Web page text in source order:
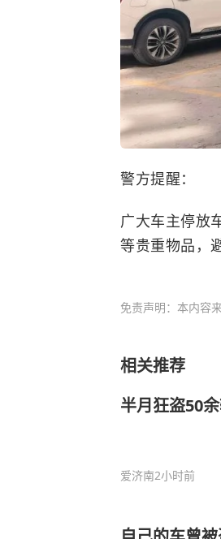
警方提醒：
广大车主停放
等贵重物品，
免责声明：本内容
相关推荐
半月狂盗50
爱济南2小时前